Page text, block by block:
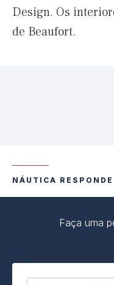
Design. Os
de Beaufort.
NÁUTICA RESPONDE
Faça uma